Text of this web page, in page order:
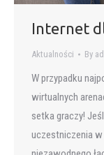
Internet
Aktualności By
W przypadku
wirtualnych
setka graczy!
uczestniczenia